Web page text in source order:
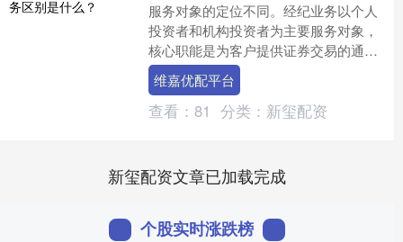
服务对象的定位不同。经纪业务以个人
投资者和机构投资者为主要服务对象，
核心职能是为客户提供证券交易的通道
服务，连接投资者与证券交易所；投行
业务则聚焦于企业、政府等....
维嘉优配平台
查看： 81 分类： 新玺配资
新玺配资文章已加载完成
个股实时涨跌榜